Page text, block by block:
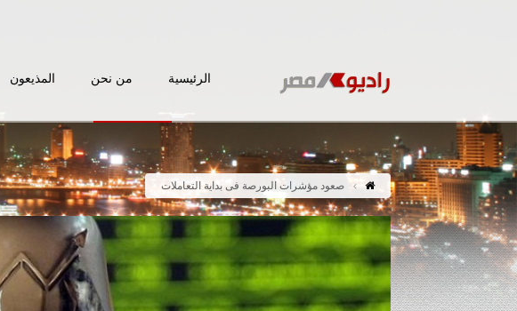
الرئيسية من نحن المذيعون
صعود مؤشرات البورصة فى بداية التعاملات